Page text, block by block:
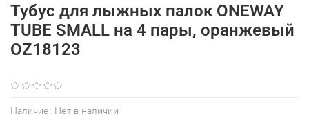
Наличие: Нет в наличии
Тубус для лыжных палок ONEWAY
TUBE SMALL на 4 пары, оранжевый
OZ18123